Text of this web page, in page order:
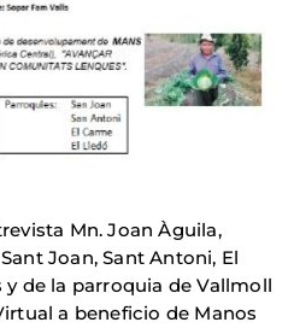
Mn. Joan Àguila,
Joan, Sant Antoni, El
y de la parroquia de Vallmoll
a beneficio de Manos